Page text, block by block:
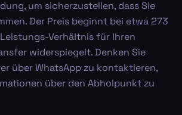
um sicherzustellen, dass Sie
Der Preis beginnt bei etwa 273
Verhältnis für Ihren
widerspiegelt. Denken Sie
über WhatsApp zu kontaktieren,
über den Abholpunkt zu